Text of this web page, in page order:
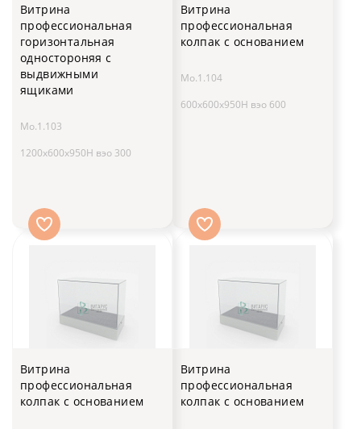
Витрина
профессиональная
горизонтальная
одностороняя с
выдвижными
ящиками
Мо.1.103
1200x600x950H вэо 300
Витрина
профессиональная
колпак с основанием
Мо.1.104
600x600x950H вэо 600
Витрина
профессиональная
колпак с основанием
Витрина
профессиональная
колпак с основанием